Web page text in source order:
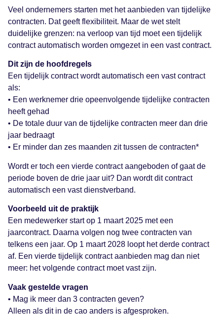
Veel ondernemers starten met het aanbieden van tijdelijke
contracten. Dat geeft flexibiliteit. Maar de wet stelt
duidelijke grenzen: na verloop van tijd moet een tijdelijk
contract automatisch worden omgezet in een vast contract.
Dit zijn de hoofdregels
Een tijdelijk contract wordt automatisch een vast contract
als:
• Een werknemer drie opeenvolgende tijdelijke contracten
heeft gehad
• De totale duur van de tijdelijke contracten meer dan drie
jaar bedraagt
• Er minder dan zes maanden zit tussen de contracten*
Wordt er toch een vierde contract aangeboden of gaat de
periode boven de drie jaar uit? Dan wordt dit contract
automatisch een vast dienstverband.
Voorbeeld uit de praktijk
Een medewerker start op 1 maart 2025 met een
jaarcontract. Daarna volgen nog twee contracten van
telkens een jaar. Op 1 maart 2028 loopt het derde contract
af. Een vierde tijdelijk contract aanbieden mag dan niet
meer: het volgende contract moet vast zijn.
Vaak gestelde vragen
• Mag ik meer dan 3 contracten geven?
Alleen als dit in de cao anders is afgesproken.